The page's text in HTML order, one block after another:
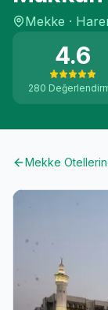
Mekke ·
4.6
280
Mekke